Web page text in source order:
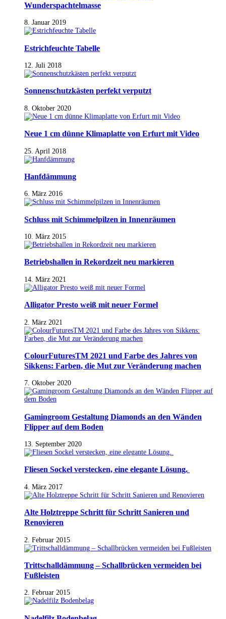
Wunderspachtelmasse
8. Januar 2019
Estrichfeuchte Tabelle
12. Juli 2018
Sonnenschutzkästen perfekt verputzt
8. Oktober 2020
Neue 1 cm dünne Klimaplatte von Erfurt mit Video
25. April 2018
Hanfdämmung
6. März 2016
Schluss mit Schimmelpilzen in Innenräumen
10. März 2015
Betriebshallen in Rekordzeit neu markieren
14. März 2021
Alligator Presto weiß mit neuer Formel
2. März 2021
ColourFuturesTM 2021 und Farbe des Jahres von
Sikkens: Farben, die Mut zur Veränderung machen
7. Oktober 2020
Gamingroom Gestaltung Diamonds an den Wänden
Flipper auf dem Boden
13. September 2020
Fliesen Sockel verstecken, eine elegante Lösung.
4. März 2017
Alte Holztreppe Schritt für Schritt Sanieren und
Renovieren
2. Februar 2015
Trittschalldämmung – Schallbrücken vermeiden bei
Fußleisten
2. Februar 2015